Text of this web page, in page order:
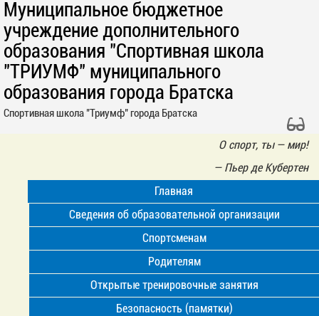
Муниципальное бюджетное
учреждение дополнительного
образования "Спортивная школа
"ТРИУМФ" муниципального
образования города Братска
Спортивная школа "Триумф" города Братска
О спорт, ты — мир!
— Пьер де Кубертен
Главная
Сведения об образовательной организации
Спортсменам
Родителям
Открытые тренировочные занятия
Безопасность (памятки)